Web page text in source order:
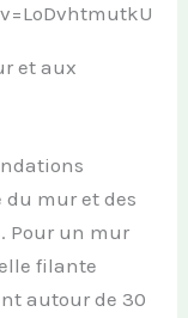
et aux
mur et des
Pour un mur
filante
autour de 30